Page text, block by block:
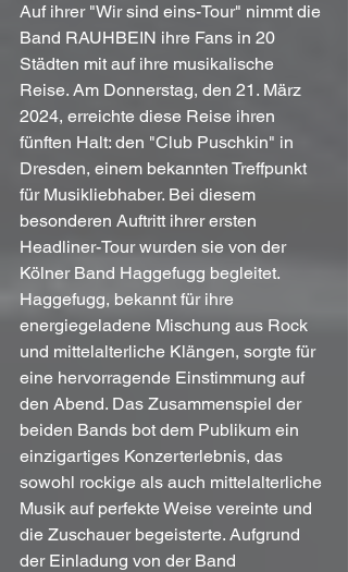
Auf ihrer "Wir sind eins-Tour" nimmt die
Band RAUHBEIN ihre Fans in 20
Städten mit auf ihre musikalische
Reise. Am Donnerstag, den 21. März
2024, erreichte diese Reise ihren
fünften Halt: den "Club Puschkin" in
Dresden, einem bekannten Treffpunkt
für Musikliebhaber. Bei diesem
besonderen Auftritt ihrer ersten
Headliner-Tour wurden sie von der
Kölner Band Haggefugg begleitet.
Haggefugg, bekannt für ihre
energiegeladene Mischung aus Rock
und mittelalterliche Klängen, sorgte für
eine hervorragende Einstimmung auf
den Abend. Das Zusammenspiel der
beiden Bands bot dem Publikum ein
einzigartiges Konzerterlebnis, das
sowohl rockige als auch mittelalterliche
Musik auf perfekte Weise vereinte und
die Zuschauer begeisterte. Aufgrund
der Einladung von der Band